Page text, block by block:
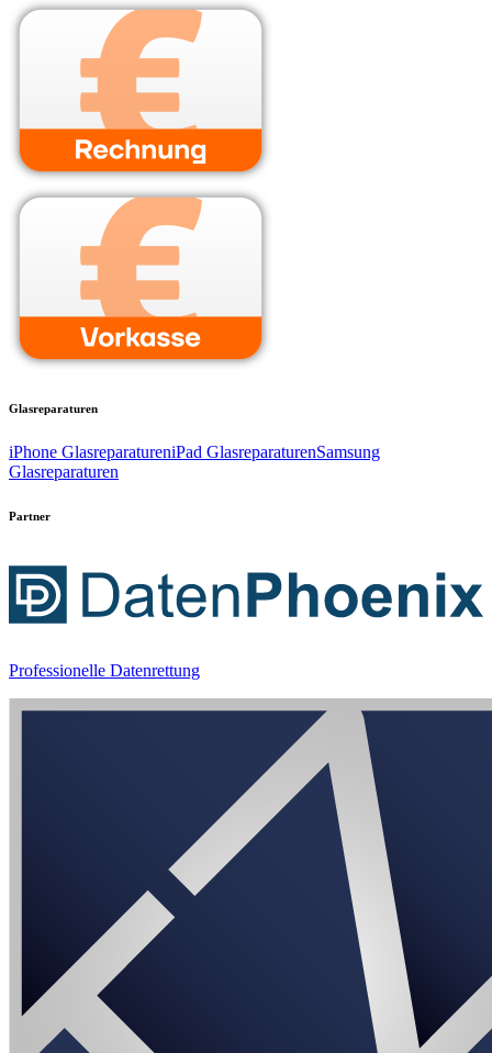
Glasreparaturen
iPhone GlasreparatureniPad GlasreparaturenSamsung
Glasreparaturen
Partner
Professionelle Datenrettung